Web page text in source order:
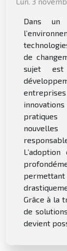
Dans un
de
sujet
Grâce à la
de
devient